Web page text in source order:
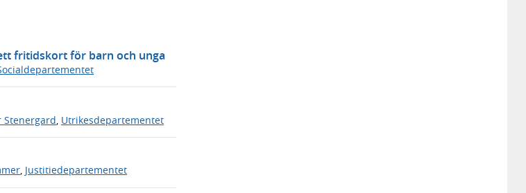
fritidskort för barn och unga
Stenergard Utrikesdepartementet
, Justitiedepartementet